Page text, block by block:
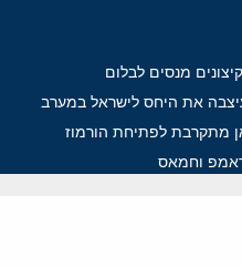
מנסים לבלום
את היחס לישראל במערב
מתקרבת לפתיחת הורמוז
וחמאס